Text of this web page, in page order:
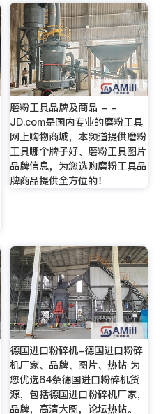
磨粉工具品牌及商品 - -
JD.com是国内专业的磨粉工具
网上购物商城，本频道提供磨粉
工具哪个牌子好、磨粉工具图片
品牌信息，为您选购磨粉工具品
牌商品提供全方位的！
德国进口粉碎机-德国进口粉碎
机厂家、品牌、图片、热帖 为
您优选64条德国进口粉碎机货
源，包括德国进口粉碎机厂家，
品牌，高清大图，论坛热帖。